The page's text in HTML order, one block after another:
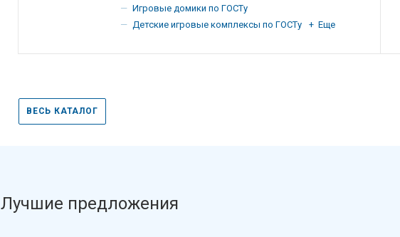
ВЕСЬ КАТАЛОГ
Игровые домики по ГОСТу
Детские игровые комплексы по ГОСТу
+ Еще
Лучшие предложения